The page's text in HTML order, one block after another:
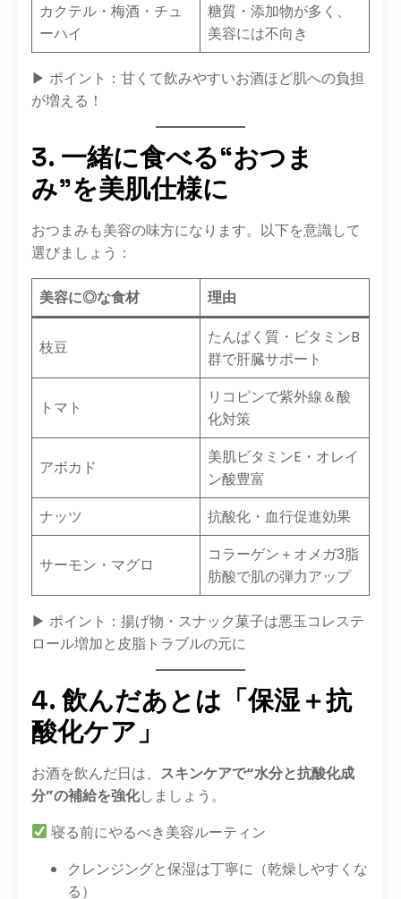
カクテル・梅酒・チュ
ーハイ
糖質・添加物が多く、
美容には不向き
▶ ポイント：甘くて飲みやすいお酒ほど肌への負担
が増える！
3. 一緒に食べる“おつま
み”を美肌仕様に
おつまみも美容の味方になります。以下を意識して
選びましょう：
美容に◎な食材 理由
枝豆
たんぱく質・ビタミンB
群で肝臓サポート
トマト
リコピンで紫外線＆酸
化対策
アボカド
美肌ビタミンE・オレイ
ン酸豊富
ナッツ
抗酸化・血行促進効果
サーモン・マグロ
コラーゲン＋オメガ3脂
肪酸で肌の弾力アップ
▶ ポイント：揚げ物・スナック菓子は悪玉コレステ
ロール増加と皮脂トラブルの元に
4. 飲んだあとは「保湿＋抗
酸化ケア」
お酒を飲んだ日は、 スキンケアで“水分と抗酸化成
分”の補給を強化しましょう。
寝る前にやるべき美容ルーティン
クレンジングと保湿は丁寧に（乾燥しやすくな
る）